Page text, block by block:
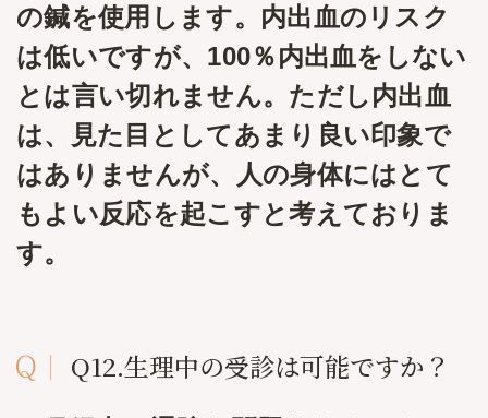
の鍼を使用します。内出血のリスク
は低いですが、100％内出血をしない
とは言い切れません。ただし内出血
は、見た目としてあまり良い印象で
はありませんが、人の身体にはとて
もよい反応を起こすと考えておりま
す。
Q12.生理中の受診は可能ですか？